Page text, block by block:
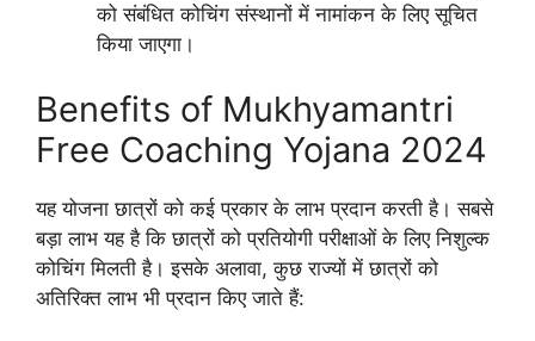
को संबंधित कोचिंग संस्थानों में नामांकन के लिए सूचित
किया जाएगा।
Benefits of Mukhyamantri
Free Coaching Yojana 2024
यह योजना छात्रों को कई प्रकार के लाभ प्रदान करती है। सबसे
बड़ा लाभ यह है कि छात्रों को प्रतियोगी परीक्षाओं के लिए निशुल्क
कोचिंग मिलती है। इसके अलावा, कुछ राज्यों में छात्रों को
अतिरिक्त लाभ भी प्रदान किए जाते हैं: